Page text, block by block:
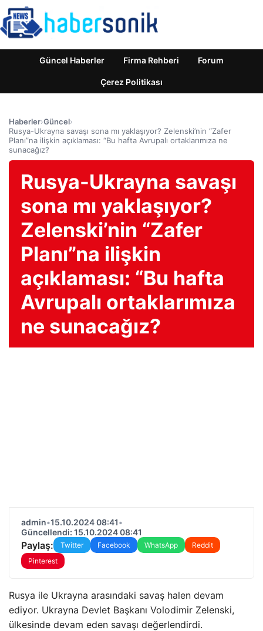
Güncel Haberler Firma Rehberi Forum
Çerez Politikası
Haberler›Güncel›
Rusya-Ukrayna savaşı sona mı yaklaşıyor? Zelenski’nin “Zafer
Planı”na ilişkin açıklaması: “Bu hafta Avrupalı ​​ortaklarımıza ne
sunacağız?
Rusya-Ukrayna savaşı
sona mı yaklaşıyor?
Zelenski’nin “Zafer
Planı”na ilişkin
açıklaması: “Bu hafta
Avrupalı ​​ortaklarımıza
ne sunacağız?
admin•15.10.2024 08:41•
Güncellendi: 15.10.2024 08:41
Paylaş: Twitter Facebook WhatsApp
Reddit
Pinterest
Rusya ile Ukrayna arasındaki savaş halen devam
ediyor. Ukrayna Devlet Başkanı Volodimir Zelenski,
ülkesinde devam eden savaşı değerlendirdi.